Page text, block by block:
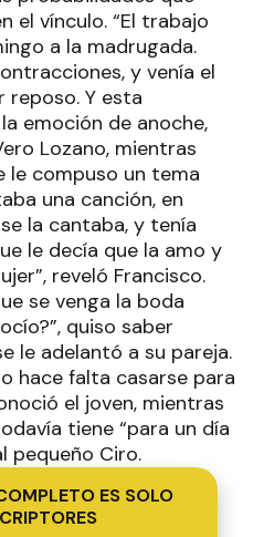
el vínculo. “El trabajo
a la madrugada.
y venía el
reposo. Y esta
emoción de anoche,
Lozano, mientras
le compuso un tema
una canción, en
la cantaba, y tenía
le decía que la amo y
reveló Francisco.
se venga la boda
quiso saber
le adelantó a su pareja.
hace falta casarse para
el joven, mientras
tiene “para un día
pequeño Ciro.
ES SOLO